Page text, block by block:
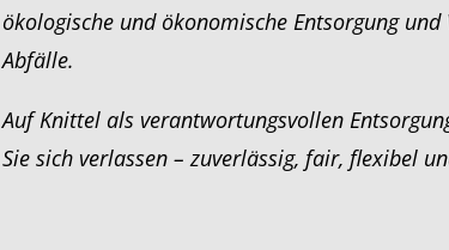
ökologische und ökonomische Entsorgung
Abfälle.
Auf Knittel als verantwortungsvollen
Sie sich verlassen – zuverlässig, fair, flexibel